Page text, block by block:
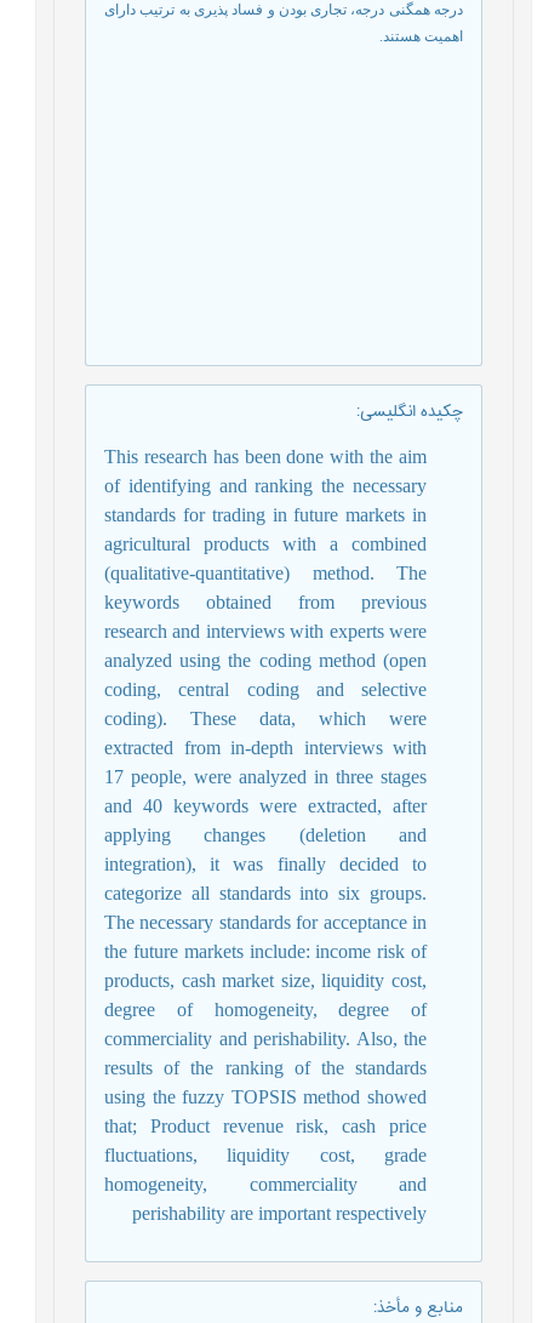
درجه همگنی درجه، تجاری بودن و فساد پذیری به ترتیب دارای
اهمیت هستند.
چکیده انگلیسی:
This research has been done with the aim
of identifying and ranking the necessary
standards for trading in future markets in
agricultural products with a combined
(qualitative-quantitative) method. The
keywords obtained from previous
research and interviews with experts were
analyzed using the coding method (open
coding, central coding and selective
coding). These data, which were
extracted from in-depth interviews with
17 people, were analyzed in three stages
and 40 keywords were extracted, after
applying changes (deletion and
integration), it was finally decided to
categorize all standards into six groups.
The necessary standards for acceptance in
the future markets include: income risk of
products, cash market size, liquidity cost,
degree of homogeneity, degree of
commerciality and perishability. Also, the
results of the ranking of the standards
using the fuzzy TOPSIS method showed
that; Product revenue risk, cash price
fluctuations, liquidity cost, grade
homogeneity, commerciality and
perishability are important respectively
منابع و مأخذ: